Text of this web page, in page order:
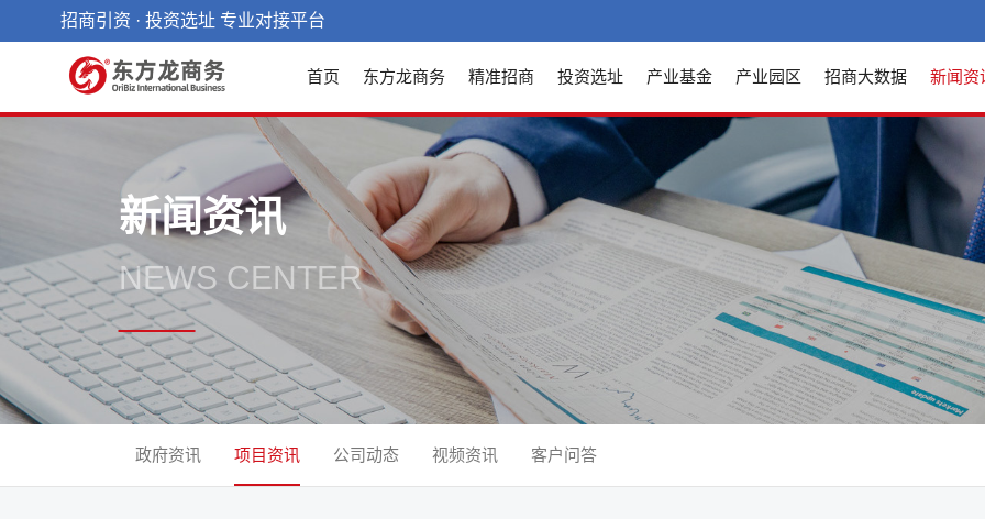
招商引资 · 投资选址 专业对接平台
首页 东方龙商务 精准招商 投资选址 产业基金 产业园区 招商大数据 新闻资
新闻资讯
NEWS CENTER
政府资讯 项目资讯 公司动态 视频资讯 客户问答